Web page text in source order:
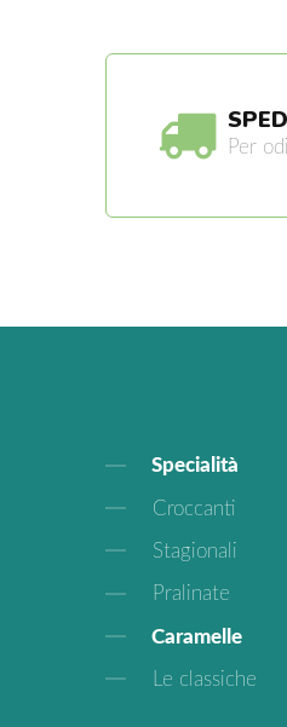
Per
Specialità
Croccanti
Stagionali
Pralinate
Caramelle
Le classiche